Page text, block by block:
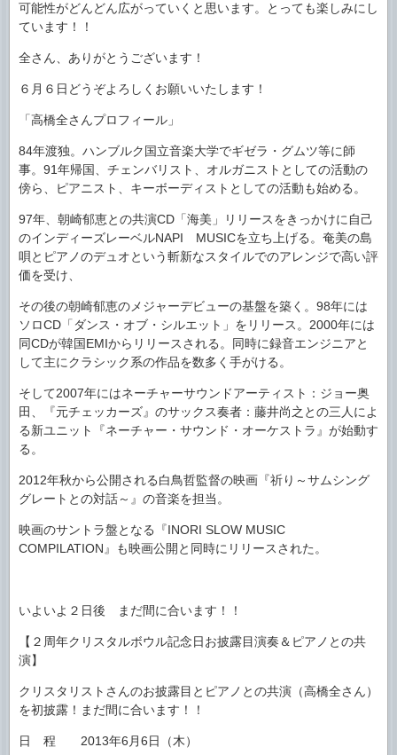
可能性がどんどん広がっていくと思います。とっても楽しみにし
ています！！
全さん、ありがとうございます！
６月６日どうぞよろしくお願いいたします！
「高橋全さんプロフィール」
84年渡独。ハンブルク国立音楽大学でギゼラ・グムツ等に師
事。91年帰国、チェンバリスト、オルガニストとしての活動の
傍ら、ピアニスト、キーボーディストとしての活動も始める。
97年、朝崎郁恵との共演CD「海美」リリースをきっかけに自己
のインディーズレーベルNAPI MUSICを立ち上げる。奄美の島
唄とピアノのデュオという斬新なスタイルでのアレンジで高い評
価を受け、
その後の朝崎郁恵のメジャーデビューの基盤を築く。98年には
ソロCD「ダンス・オブ・シルエット」をリリース。2000年には
同CDが韓国EMIからリリースされる。同時に録音エンジニアと
して主にクラシック系の作品を数多く手がける。
そして2007年にはネーチャーサウンドアーティスト：ジョー奥
田、『元チェッカーズ』のサックス奏者：藤井尚之との三人によ
る新ユニット『ネーチャー・サウンド・オーケストラ』が始動す
る。
2012年秋から公開される白鳥哲監督の映画『祈り～サムシング
グレートとの対話～』の音楽を担当。
映画のサントラ盤となる『INORI SLOW MUSIC
COMPILATION』も映画公開と同時にリリースされた。
いよいよ２日後 まだ間に合います！！
【２周年クリスタルボウル記念日お披露目演奏＆ピアノとの共
演】
クリスタリストさんのお披露目とピアノとの共演（高橋全さん）
を初披露！まだ間に合います！！
日 程 2013年6月6日（木）